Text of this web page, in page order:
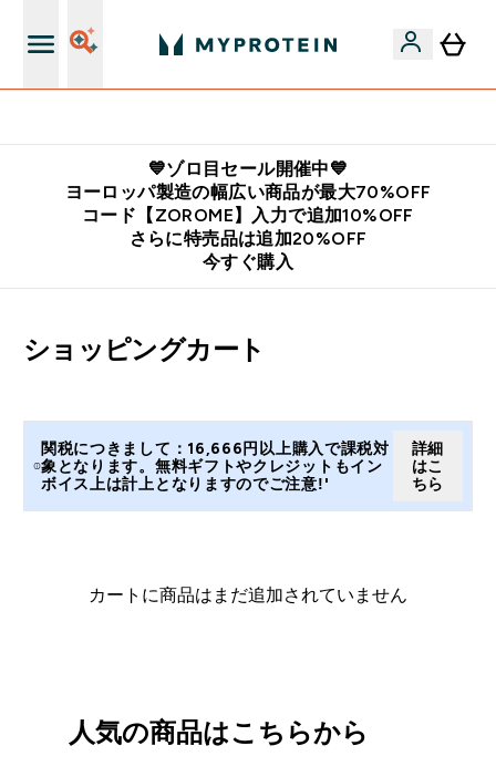
💙ゾロ目セール開催中💙
ヨーロッパ製造の幅広い商品が最大70%OFF
コード【ZOROME】入力で追加10%OFF
さらに特売品は追加20%OFF
今すぐ購入
ショッピングカート
関税につきまして：16,666円以上購入で課税対
象となります。無料ギフトやクレジットもイン
ボイス上は計上となりますのでご注意!'
詳細
はこ
ちら
カートに商品はまだ追加されていません
人気の商品はこちらから